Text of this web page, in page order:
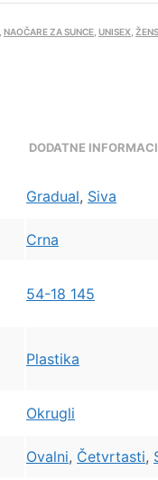
NAOČARE ZA SUNCE UNISEX
DODATNE
Gradual, Siva
Crna
54-18 145
Plastika
Okrugli
Ovalni, Četvrtasti,